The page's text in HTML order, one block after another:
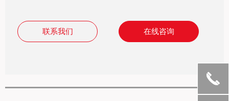
联系我们 在线咨询
끅